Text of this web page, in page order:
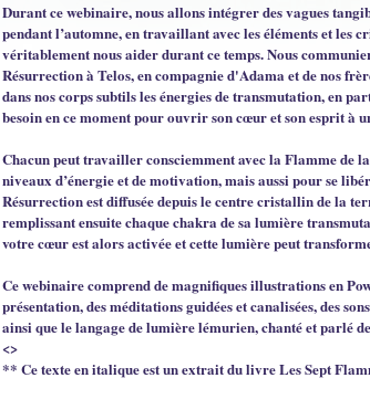
Durant ce webinaire, nous allons intégrer des vagues
pendant l’automne, en travaillant avec les éléments et les
véritablement nous aider durant ce temps. Nous
Résurrection à Telos, en compagnie d'Adama et de nos
dans nos corps subtils les énergies de transmutation, en
besoin en ce moment pour ouvrir son cœur et son esprit à
Chacun peut travailler consciemment avec la Flamme de
niveaux d’énergie et de motivation, mais aussi pour se
Résurrection est diffusée depuis le centre cristallin de la
remplissant ensuite chaque chakra de sa lumière
votre cœur est alors activée et cette lumière peut
Ce webinaire comprend de magnifiques illustrations en
présentation, des méditations guidées et canalisées, des
ainsi que le langage de lumière lémurien, chanté et parlé
<>
** Ce texte en italique est un extrait du livre Les Sept